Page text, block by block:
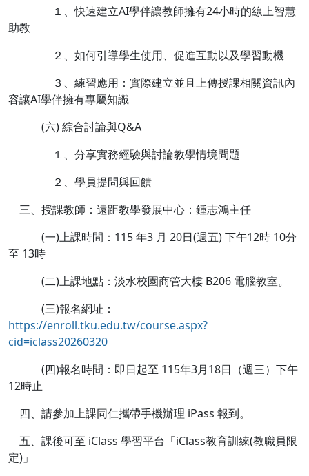
１、快速建立AI學伴讓教師擁有24小時的線上智慧
助教
２、如何引導學生使用、促進互動以及學習動機
３、練習應用：實際建立並且上傳授課相關資訊內
容讓AI學伴擁有專屬知識
(六) 綜合討論與Q&A
１、分享實務經驗與討論教學情境問題
２、學員提問與回饋
三、授課教師：遠距教學發展中心：鍾志鴻主任
(一)上課時間：115 年3 月 20日(週五) 下午12時 10分
至 13時
(二)上課地點：淡水校園商管大樓 B206 電腦教室。
(三)報名網址：
https://enroll.tku.edu.tw/course.aspx?
cid=iclass20260320
(四)報名時間：即日起至 115年3月18日（週三）下午
12時止
四、請參加上課同仁攜帶手機辦理 iPass 報到。
五、課後可至 iClass 學習平台「iClass教育訓練(教職員限
定)」